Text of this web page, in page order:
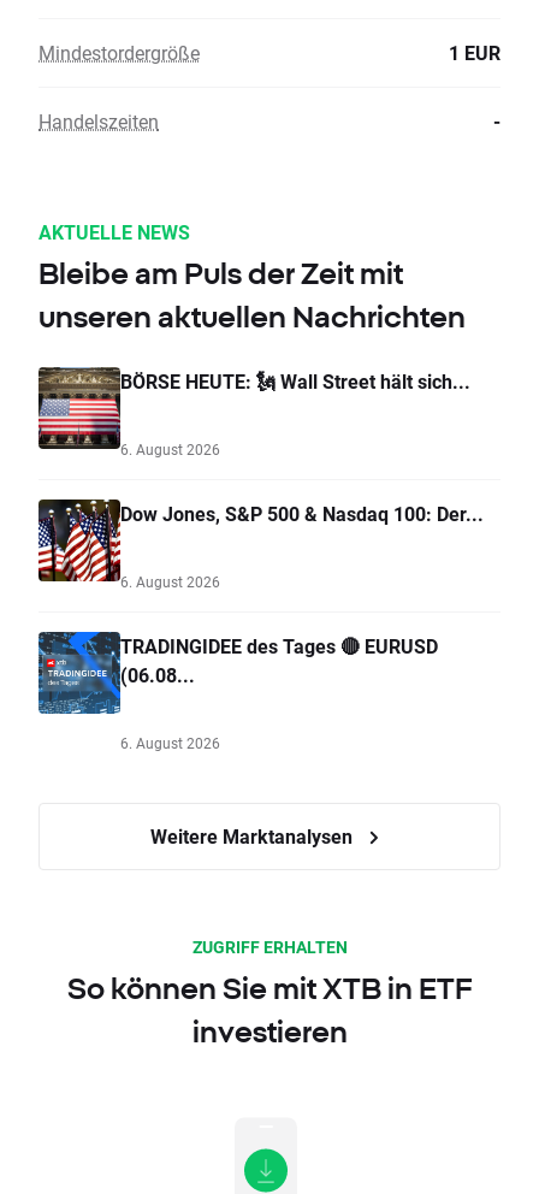
Mindestordergröße 1 EUR
Handelszeiten -
AKTUELLE NEWS
Bleibe am Puls der Zeit mit
unseren aktuellen Nachrichten
BÖRSE HEUTE: 🗽 Wall Street hält sich...
6. August 2026
Dow Jones, S&P 500 & Nasdaq 100: Der...
6. August 2026
TRADINGIDEE des Tages 🔴 EURUSD
(06.08...
6. August 2026
Weitere Marktanalysen
ZUGRIFF ERHALTEN
So können Sie mit XTB in ETF
investieren